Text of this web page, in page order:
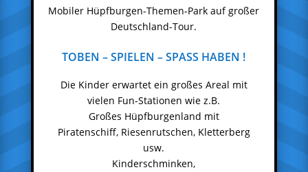
Mobiler Hüpfburgen-Themen-Park auf großer
Deutschland-Tour.
TOBEN – SPIELEN – SPASS HABEN !
Die Kinder erwartet ein großes Areal mit
vielen Fun-Stationen wie z.B.
Großes Hüpfburgenland mit
Piratenschiff, Riesenrutschen, Kletterberg
usw.
Kinderschminken,